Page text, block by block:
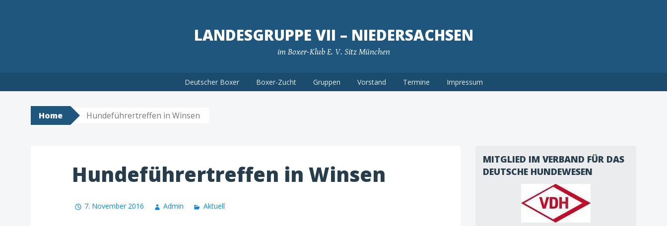
LANDESGRUPPE VII – NIEDERSACHSEN
im Boxer-Klub E. V. Sitz München
to
Deutscher Boxer Boxer-Zucht Gruppen Vorstand Termine Impressum
Home Hundeführertreffen in Winsen
Hundeführertreffen in Winsen
7. November 2016 Admin Aktuell
MITGLIED IM VERBAND FÜR DAS
DEUTSCHE HUNDEWESEN